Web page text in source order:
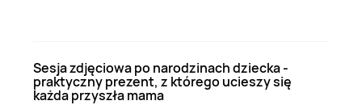
Sesja zdjęciowa po narodzinach dziecka -
praktyczny prezent, z którego ucieszy się
każda przyszła mama